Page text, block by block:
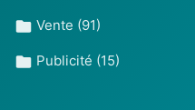
Vente (91)
Publicité (15)